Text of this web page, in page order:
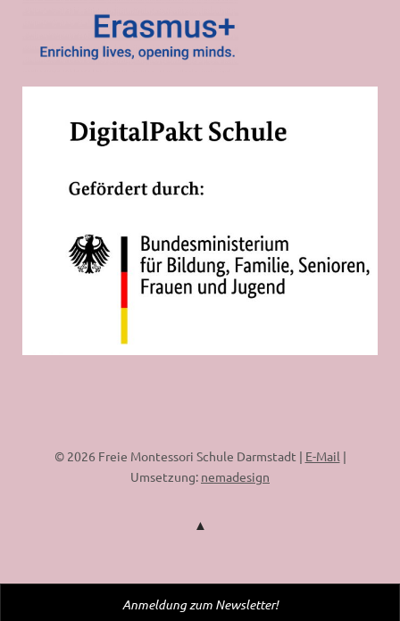
© 2026 Freie Montessori Schule Darmstadt | E-Mail |
Umsetzung: nemadesign
Anmeldung zum Newsletter!
WordPress Cookie Plugin von Real Cookie Banner